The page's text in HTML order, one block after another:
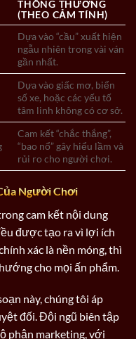
THÔNG THƯỜNG
(THEO CẢM TÍNH)
Dựa vào “cầu” xuất hiện
ngẫu nhiên trong vài ván
gần nhất.
Dựa vào giấc mơ, biển
số xe, hoặc các yếu tố
tâm linh không có cơ sở.
Cam kết “chắc thắng”,
“bao nổ” gây hiểu lầm và
rủi ro cho người chơi.
Người Chơi
cam kết nội dung
được tạo ra vì lợi ích
xác là nền móng, thì
cho mọi ấn phẩm.
này, chúng tôi áp
đối. Đội ngũ biên tập
phận marketing, với